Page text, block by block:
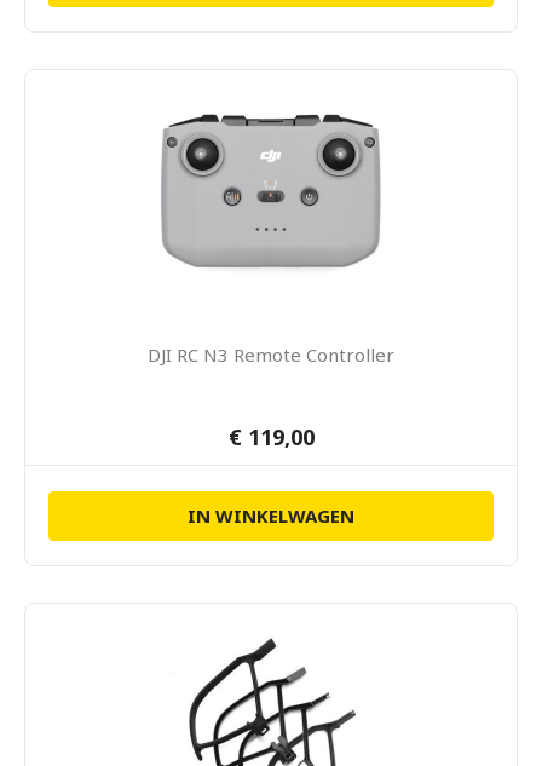
DJI RC N3 Remote Controller
€ 119,00
IN WINKELWAGEN